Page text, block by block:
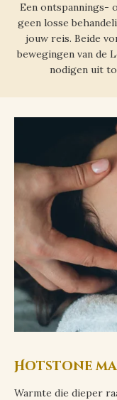
Een ontspannings-
geen losse
jouw reis. Beide
bewegingen van de
nodigen uit
Hotstone
Warmte die dieper